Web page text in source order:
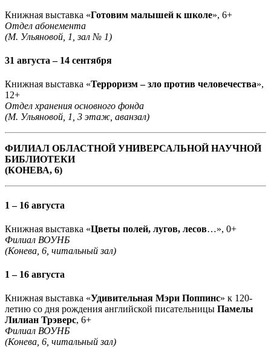
Книжная выставка «Готовим малышей к школе», 6+
Отдел абонемента
(М. Ульяновой, 1, зал № 1)
31 августа – 14 сентября
Книжная выставка «Терроризм – зло против человечества»,
12+
Отдел хранения основного фонда
(М. Ульяновой, 1, 3 этаж, аванзал)
ФИЛИАЛ ОБЛАСТНОЙ УНИВЕРСАЛЬНОЙ НАУЧНОЙ
БИБЛИОТЕКИ
(КОНЕВА, 6)
1 – 16 августа
Книжная выставка «Цветы полей, лугов, лесов…», 0+
Филиал ВОУНБ
(Конева, 6, читальный зал)
1 – 16 августа
Книжная выставка «Удивительная Мэри Поппинс» к 120-
летию со дня рождения английской писательницы Памелы
Лилиан Трэверс, 6+
Филиал ВОУНБ
(Конева, 6, читальный зал)